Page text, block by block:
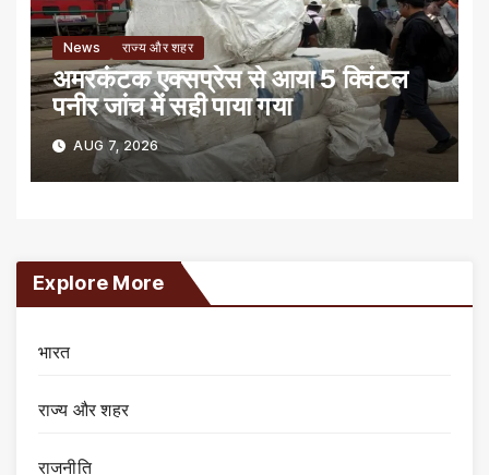
News राज्य और शहर
अमरकंटक एक्सप्रेस से आया 5 क्विंटल
पनीर जांच में सही पाया गया
AUG 7, 2026
Explore More
भारत
राज्य और शहर
राजनीति